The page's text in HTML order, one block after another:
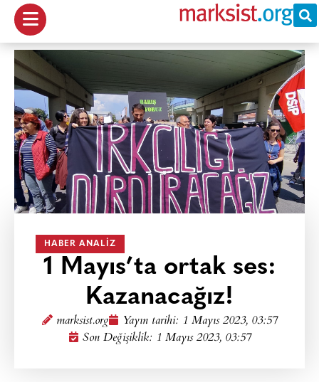
HABER ANALIZ
1 Mayıs’ta ortak ses:
Kazanacağız!
marksist.org Yayın tarihi: 1 Mayıs 2023, 03:57
Son Değişiklik: 1 Mayıs 2023, 03:57